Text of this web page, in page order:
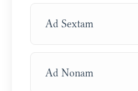
Ad Sextam
Ad Nonam